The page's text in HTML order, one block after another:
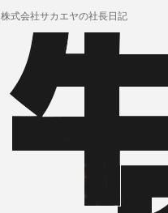
株式会社サカエヤの社長日記